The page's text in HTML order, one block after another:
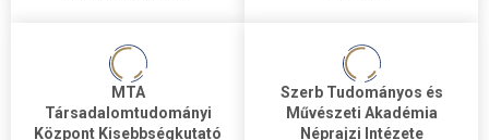
MTA
Társadalomtudományi
Központ Kisebbségkutató
Szerb Tudományos és
Művészeti Akadémia
Néprajzi Intézete